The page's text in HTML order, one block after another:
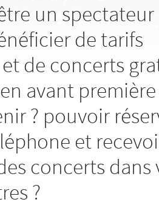
un spectateur
de tarifs
de concerts
avant
? pouvoir
et
concerts dans
?